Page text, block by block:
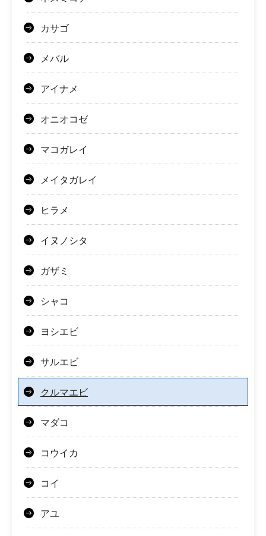
カサゴ
メバル
アイナメ
オニオコゼ
マコガレイ
メイタガレイ
ヒラメ
イヌノシタ
ガザミ
シャコ
ヨシエビ
サルエビ
クルマエビ
マダコ
コウイカ
コイ
アユ